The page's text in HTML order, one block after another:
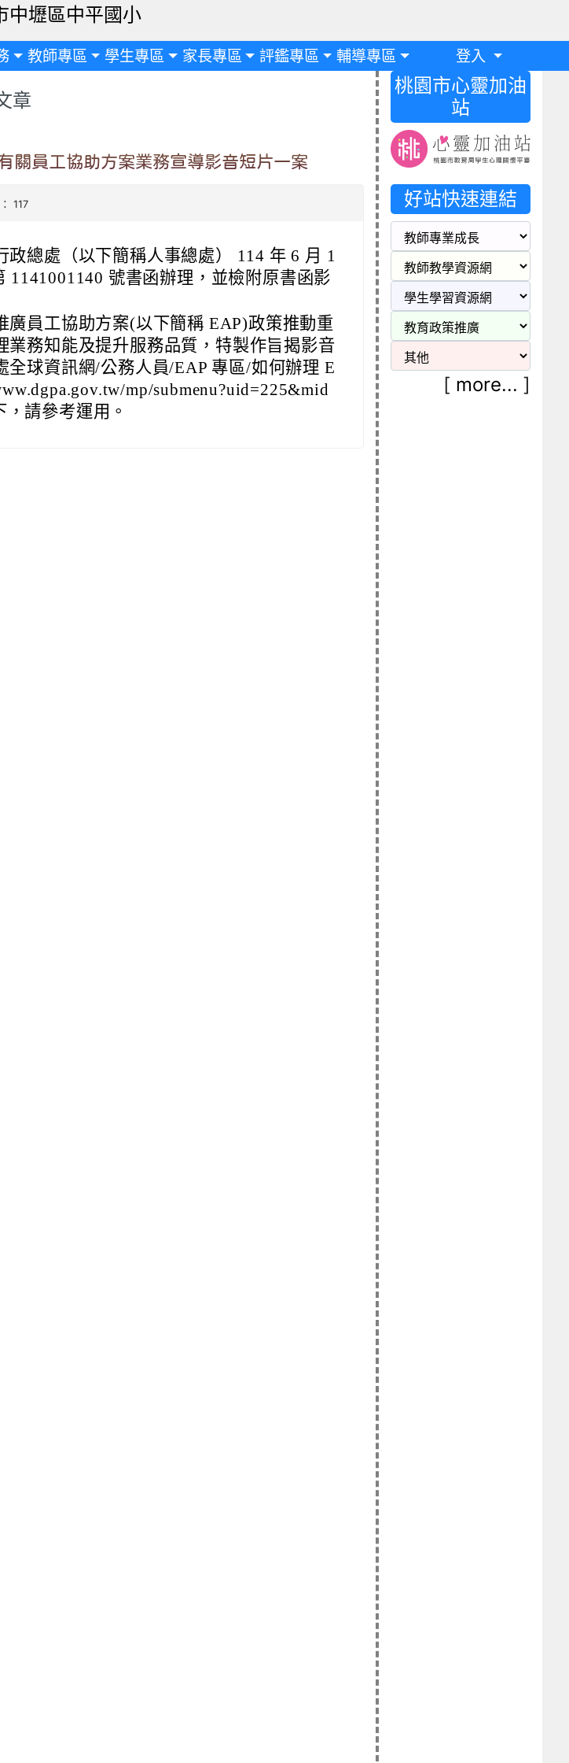
教師專區 學生專區 家長專區 評鑑專區 輔導專區 登入
章
關員工協助方案業務宣導影音短片一案
117
政總處（以下簡稱人事總處） 114 年 6 月 1
1141001140 號書函辦理，並檢附原書函影
廣員工協助方案(以下簡稱 EAP)政策推動重
業務知能及提升服務品質，特製作旨揭影音
全球資訊網/公務人員/EAP 專區/如何辦理 E
mp/submenu?uid=225&mid
請參考運用。
桃園市心靈加油
站
好站快速連結
[ more... ]